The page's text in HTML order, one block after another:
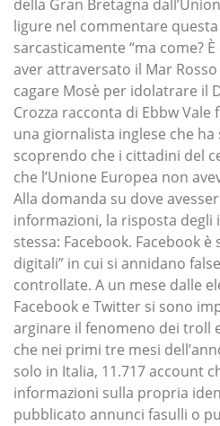
della Gran Bretagna
ligure nel commentare
sarcasticamente “ma come?
aver attraversato il Mar
cagare Mosè per idolatrare il
Crozza racconta di Ebbw
una giornalista inglese che
scoprendo che i cittadini del
che l’Unione Europea non
Alla domanda su dove
informazioni, la risposta
stessa: Facebook. Facebook
digitali” in cui si annidano
controllate. A un mese dalle
Facebook e Twitter si sono
arginare il fenomeno dei troll
che nei primi tre mesi
solo in Italia, 11.717 account
informazioni sulla propria
pubblicato annunci fasulli o